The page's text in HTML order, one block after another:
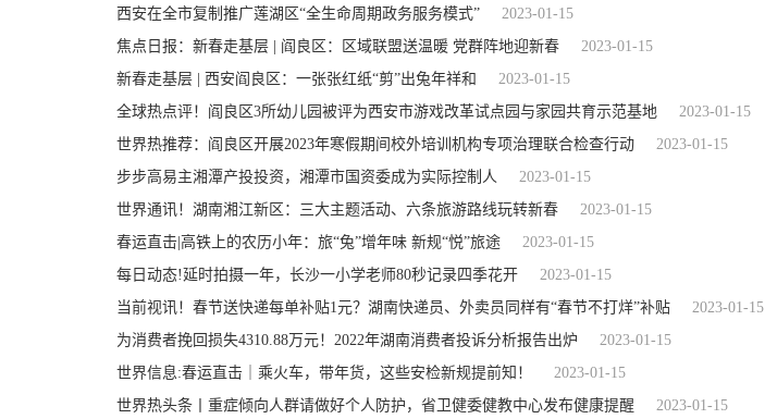
西安在全市复制推广莲湖区“全生命周期政务服务模式”
2023-01-15
焦点日报：新春走基层 | 阎良区：区域联盟送温暖 党群阵地迎新春
2023-01-15
新春走基层 | 西安阎良区：一张张红纸“剪”出兔年祥和
2023-01-15
全球热点评！阎良区3所幼儿园被评为西安市游戏改革试点园与家园共育示范基地
2023-01-15
世界热推荐：阎良区开展2023年寒假期间校外培训机构专项治理联合检查行动
2023-01-15
步步高易主湘潭产投投资，湘潭市国资委成为实际控制人
2023-01-15
世界通讯！湖南湘江新区：三大主题活动、六条旅游路线玩转新春
2023-01-15
春运直击|高铁上的农历小年：旅“兔”增年味 新规“悦”旅途
2023-01-15
每日动态!延时拍摄一年，长沙一小学老师80秒记录四季花开
2023-01-15
当前视讯！春节送快递每单补贴1元？湖南快递员、外卖员同样有“春节不打烊”补贴
2023-01-15
为消费者挽回损失4310.88万元！2022年湖南消费者投诉分析报告出炉
2023-01-15
世界信息:春运直击｜乘火车，带年货，这些安检新规提前知！
2023-01-15
世界热头条丨重症倾向人群请做好个人防护，省卫健委健教中心发布健康提醒
2023-01-15